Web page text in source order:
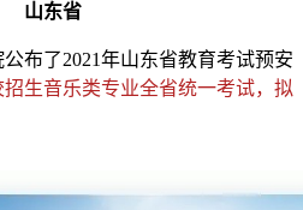
山东省
了2021年山东省教育考试预安
招生音乐类专业全省统一考试，拟